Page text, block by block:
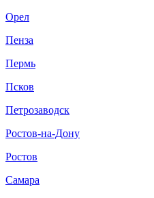
Орел
Пенза
Пермь
Псков
Петрозаводск
Ростов-на-Дону
Ростов
Самара